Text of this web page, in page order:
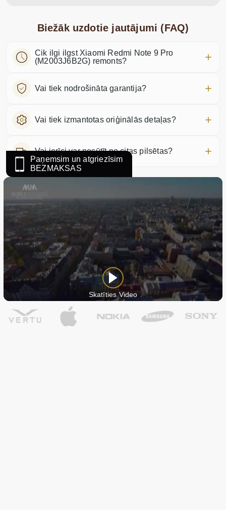
Biežāk uzdotie jautājumi (FAQ)
Cik ilgi ilgst Xiaomi Redmi Note 9 Pro
(M2003J6B2G) remonts?
Vai tiek nodrošināta garantija?
Vai tiek izmantotas oriģinālās detaļas?
Vai ierīci var nosūtīt no citas pilsētas?
Paņemsim un atgriezīsim
BEZMAKSAS
Skatīties Video